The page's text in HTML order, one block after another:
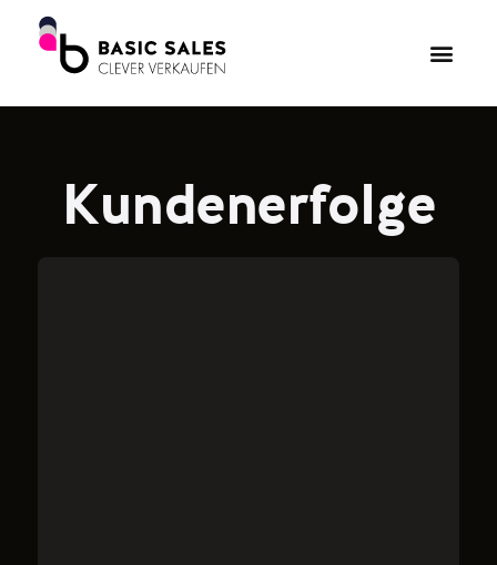
Kunden­erfolge